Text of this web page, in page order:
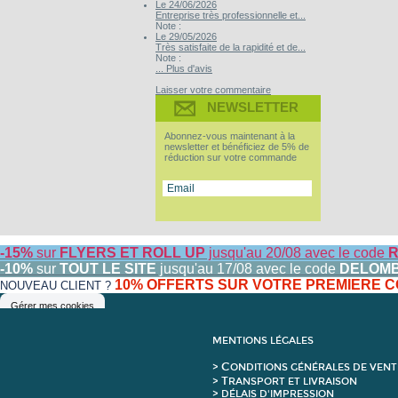
Le 24/06/2026
Entreprise très professionnelle et...
Note :
Le 29/05/2026
Très satisfaite de la rapidité et de...
Note :
... Plus d'avis
Laisser votre commentaire
NEWSLETTER
Abonnez-vous maintenant à la
newsletter et bénéficiez de 5% de
réduction sur votre commande
-15% sur FLYERS ET ROLL UP jusqu'au 20/08 avec le code
-10% sur TOUT LE SITE jusqu'au 17/08 avec le code
NOUVEAU CLIENT ? 10% OFFERTS SUR VOTRE PREMIERE
Gérer mes cookies
MENTIONS LÉGALES
> CONDITIONS GÉNÉRALES DE
> TRANSPORT ET LIVRAISON
> DÉLAIS D'IMPRESSION